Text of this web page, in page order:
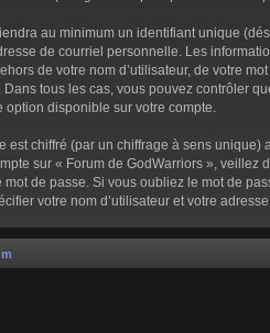
au minimum un identifiant unique
de courriel personnelle. Les
de votre nom d’utilisateur, de votre
Dans tous les cas, vous pouvez contrôler
disponible sur votre compte.
est chiffré (par un chiffrage à sens
sur « Forum de GodWarriors »,
mot de passe. Si vous oubliez le mot de
votre nom d’utilisateur et votre